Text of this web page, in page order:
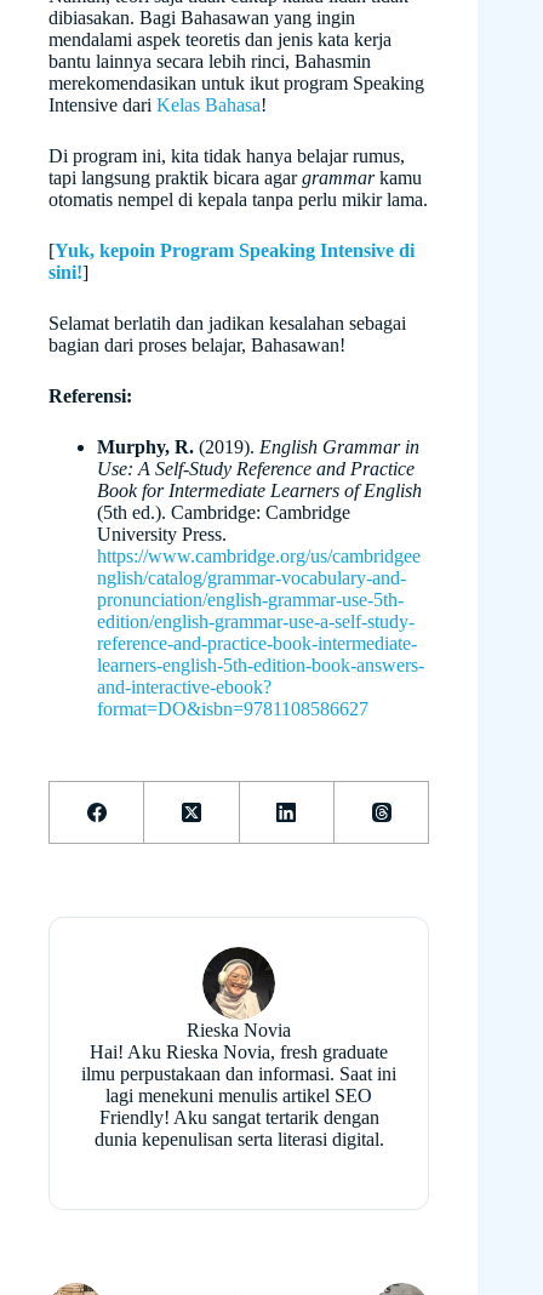
dibiasakan. Bagi Bahasawan yang ingin
mendalami aspek teoretis dan jenis kata kerja
bantu lainnya secara lebih rinci, Bahasmin
merekomendasikan untuk ikut program Speaking
Intensive dari Kelas Bahasa!
Di program ini, kita tidak hanya belajar rumus,
tapi langsung praktik bicara agargrammarkamu
otomatis nempel di kepala tanpa perlu mikir lama.
[Yuk, kepoin Program Speaking Intensive di
sini!]
Selamat berlatih dan jadikan kesalahan sebagai
bagian dari proses belajar, Bahasawan!
Referensi:
Murphy, R. (2019). English Grammar in
Use: A Self-Study Reference and Practice
Book for Intermediate Learners of English
(5th ed.). Cambridge: Cambridge
University Press.
https://www.cambridge.org/us/cambridgee
nglish/catalog/grammar-vocabulary-and-
pronunciation/english-grammar-use-5th-
edition/english-grammar-use-a-self-study-
reference-and-practice-book-intermediate-
learners-english-5th-edition-book-answers-
and-interactive-ebook?
format=DO&isbn=9781108586627
Rieska Novia
Hai! Aku Rieska Novia, fresh graduate
ilmu perpustakaan dan informasi. Saat ini
lagi menekuni menulis artikel SEO
Friendly! Aku sangat tertarik dengan
dunia kepenulisan serta literasi digital.